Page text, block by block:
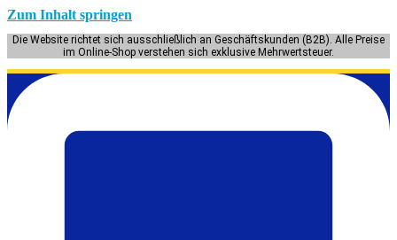
Zum Inhalt springen
Die Website richtet sich ausschließlich an Geschäftskunden (B2B). Alle Preise
im Online-Shop verstehen sich exklusive Mehrwertsteuer.